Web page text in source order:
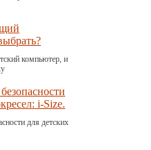
компьютер, и
i-Size.
для детских